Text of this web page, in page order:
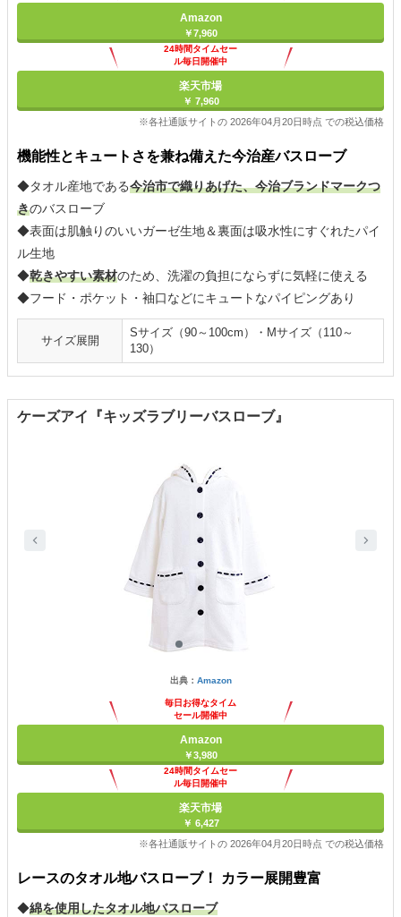
Amazon
￥7,960
24時間タイムセー
ル毎日開催中
楽天市場
￥ 7,960
※各社通販サイトの 2026年04月20日時点 での税込価格
機能性とキュートさを兼ね備えた今治産バスローブ
◆タオル産地である今治市で織りあげた、今治ブランドマークつ
きのバスローブ
◆表面は肌触りのいいガーゼ生地＆裏面は吸水性にすぐれたパイ
ル生地
◆乾きやすい素材のため、洗濯の負担にならずに気軽に使える
◆フード・ポケット・袖口などにキュートなパイピングあり
サイズ展開
Sサイズ（90～100cm）・Mサイズ（110～
130）
ケーズアイ『キッズラブリーバスローブ』
出典： Amazon
毎日お得なタイム
セール開催中
Amazon
￥3,980
24時間タイムセー
ル毎日開催中
楽天市場
￥ 6,427
※各社通販サイトの 2026年04月20日時点 での税込価格
レースのタオル地バスローブ！ カラー展開豊富
◆綿を使用したタオル地バスローブ